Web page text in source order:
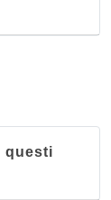
questi